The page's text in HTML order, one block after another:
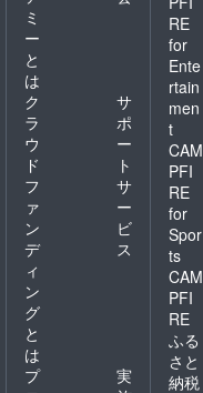
ミ
ー
と
は
ク
ラ
ウ
ド
フ
ァ
ン
デ
ィ
ン
グ
と
は
サ
ポ
ー
ト
サ
ー
ビ
ス
プ
実
RE
for
Ente
rtain
men
t
CAM
PFI
RE
for
Spor
ts
CAM
PFI
RE
ふる
さと
納税